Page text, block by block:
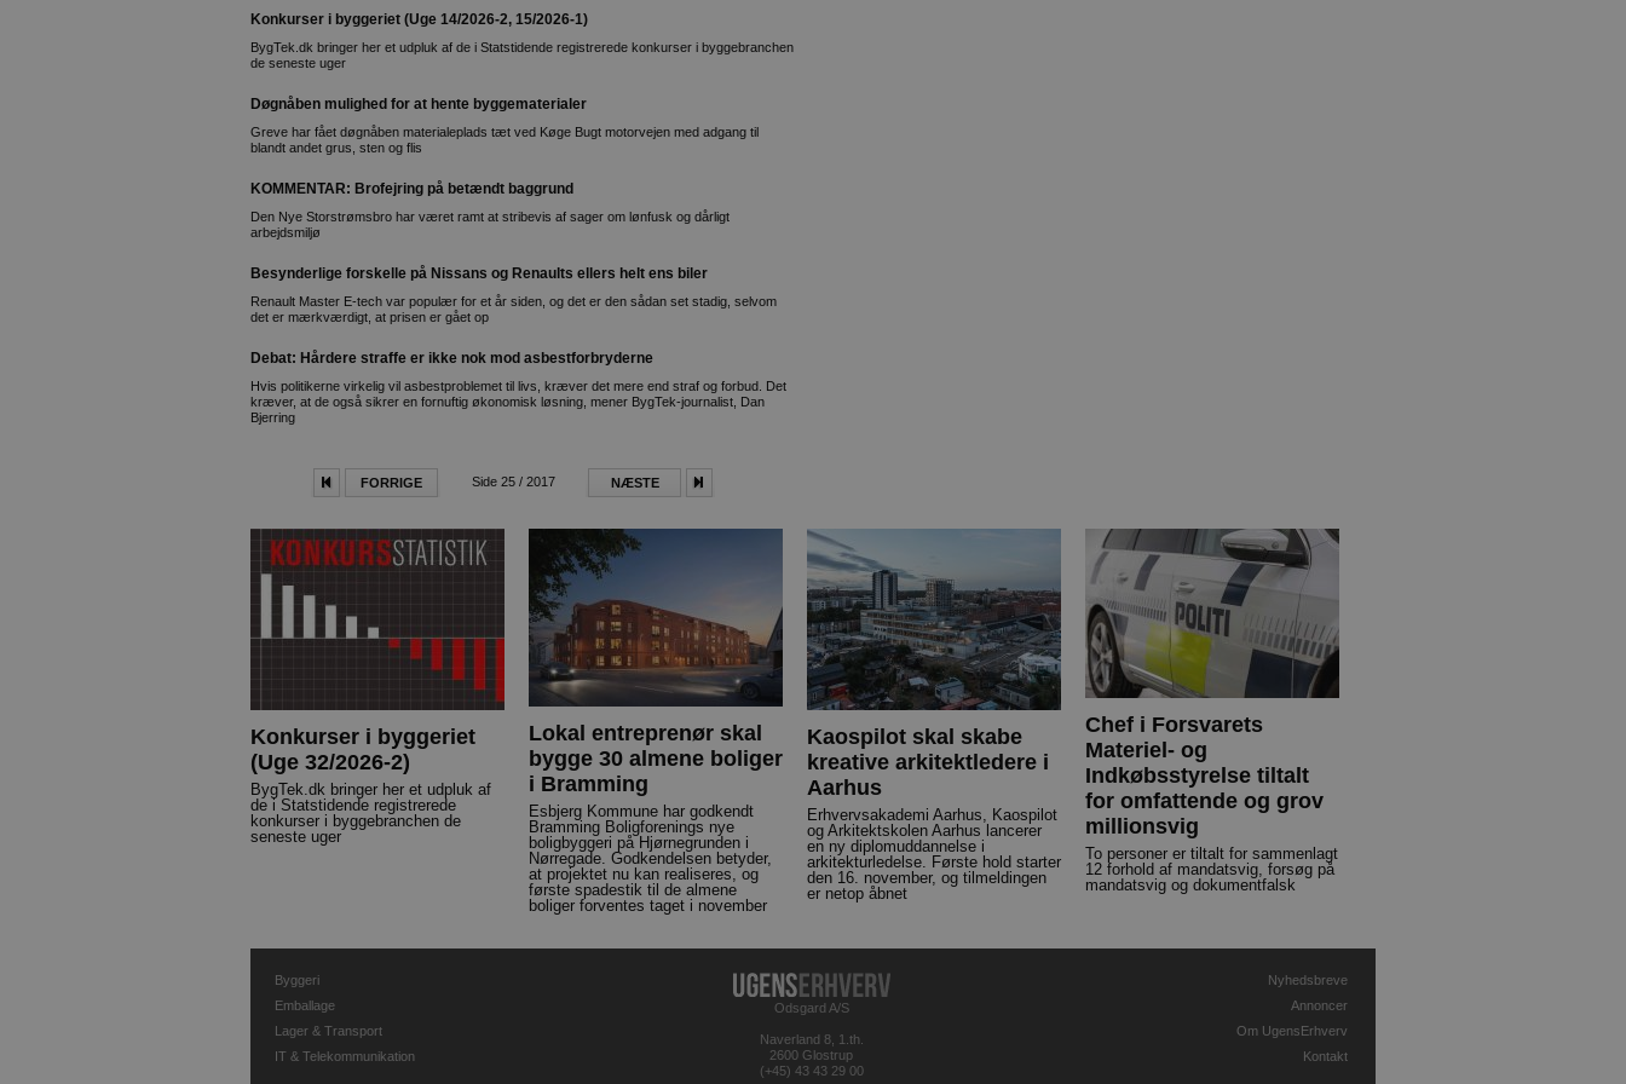
Konkurser i byggeriet (Uge 14/2026-2, 15/2026-1)
BygTek.dk bringer her et udpluk af de i Statstidende registrerede konkurser i byggebranchen
de seneste uger
Døgnåben mulighed for at hente byggematerialer
Greve har fået døgnåben materialeplads tæt ved Køge Bugt motorvejen med adgang til
blandt andet grus, sten og flis
KOMMENTAR: Brofejring på betændt baggrund
Den Nye Storstrømsbro har været ramt at stribevis af sager om lønfusk og dårligt
arbejdsmiljø
Besynderlige forskelle på Nissans og Renaults ellers helt ens biler
Renault Master E-tech var populær for et år siden, og det er den sådan set stadig, selvom
det er mærkværdigt, at prisen er gået op
Debat: Hårdere straffe er ikke nok mod asbestforbryderne
Hvis politikerne virkelig vil asbestproblemet til livs, kræver det mere end straf og forbud. Det
kræver, at de også sikrer en fornuftig økonomisk løsning, mener BygTek-journalist, Dan
Bjerring
FORRIGE Side 25 / 2017 NÆSTE
Konkurser i byggeriet
(Uge 32/2026-2)
BygTek.dk bringer her et udpluk af
de i Statstidende registrerede
konkurser i byggebranchen de
seneste uger
Lokal entreprenør skal
bygge 30 almene boliger
i Bramming
Esbjerg Kommune har godkendt
Bramming Boligforenings nye
boligbyggeri på Hjørnegrunden i
Nørregade. Godkendelsen betyder,
at projektet nu kan realiseres, og
første spadestik til de almene
boliger forventes taget i november
Kaospilot skal skabe
kreative arkitektledere i
Aarhus
Erhvervsakademi Aarhus, Kaospilot
og Arkitektskolen Aarhus lancerer
en ny diplomuddannelse i
arkitekturledelse. Første hold starter
den 16. november, og tilmeldingen
er netop åbnet
Chef i Forsvarets
Materiel- og
Indkøbsstyrelse tiltalt
for omfattende og grov
millionsvig
To personer er tiltalt for sammenlagt
12 forhold af mandatsvig, forsøg på
mandatsvig og dokumentfalsk
Byggeri
Emballage
Lager & Transport
IT & Telekommunikation
Odsgard A/S
Naverland 8, 1.th.
2600 Glostrup
(+45) 43 43 29 00
Nyhedsbreve
Annoncer
Om UgensErhverv
Kontakt